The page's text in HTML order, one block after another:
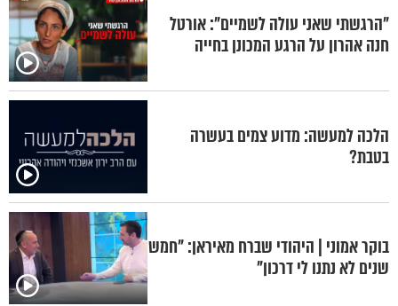
"הרגשתי שאני עולה לשמיים": אורטל
חנה אהרון על הרגע המכונן בחייה
הלכה למעשה: מדוע צמים בעשרה
בטבת?
בוקר אמוני | היהודי שברח מאיראן: "חמש
שנים לא נתנו לי דרכון"